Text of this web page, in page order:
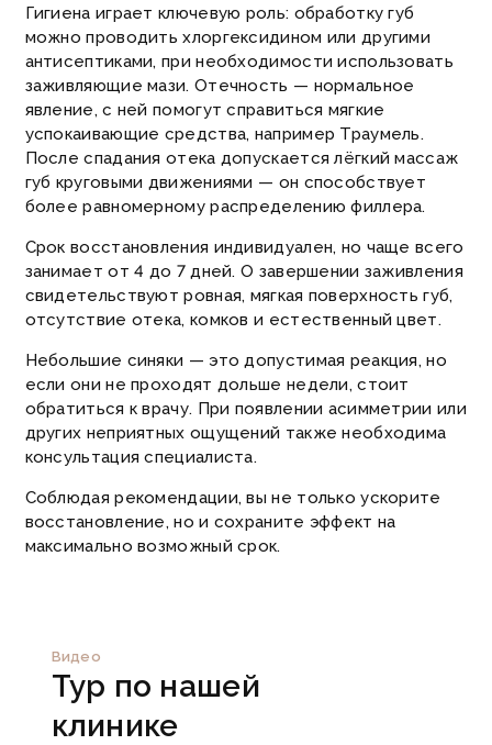
Гигиена играет ключевую роль: обработку губ
можно проводить хлоргексидином или другими
антисептиками, при необходимости использовать
заживляющие мази. Отечность — нормальное
явление, с ней помогут справиться мягкие
успокаивающие средства, например Траумель.
После спадания отека допускается лёгкий массаж
губ круговыми движениями — он способствует
более равномерному распределению филлера.
Срок восстановления индивидуален, но чаще всего
занимает от 4 до 7 дней. О завершении заживления
свидетельствуют ровная, мягкая поверхность губ,
отсутствие отека, комков и естественный цвет.
Небольшие синяки — это допустимая реакция, но
если они не проходят дольше недели, стоит
обратиться к врачу. При появлении асимметрии или
других неприятных ощущений также необходима
консультация специалиста.
Соблюдая рекомендации, вы не только ускорите
восстановление, но и сохраните эффект на
максимально возможный срок.
Видео
Тур по нашей
клинике